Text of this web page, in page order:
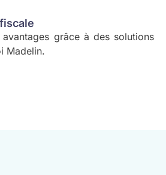
grâce à des solutions
Madelin.